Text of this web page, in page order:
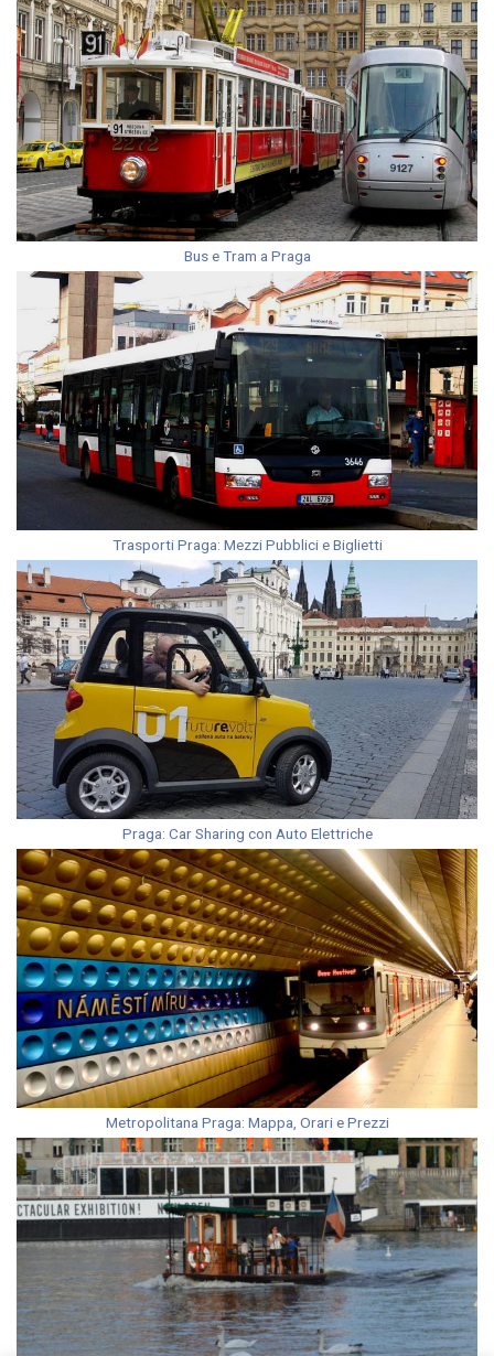
Bus e Tram a Praga
Trasporti Praga: Mezzi Pubblici e Biglietti
Praga: Car Sharing con Auto Elettriche
Metropolitana Praga: Mappa, Orari e Prezzi